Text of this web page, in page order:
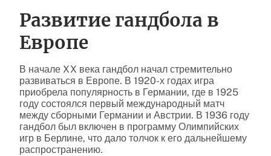
Развитие гандбола в
Европе
В начале XX века гандбол начал стремительно
развиваться в Европе. В 1920-х годах игра
приобрела популярность в Германии, где в 1925
году состоялся первый международный матч
между сборными Германии и Австрии. В 1936 году
гандбол был включен в программу Олимпийских
игр в Берлине, что дало толчок к его дальнейшему
распространению.